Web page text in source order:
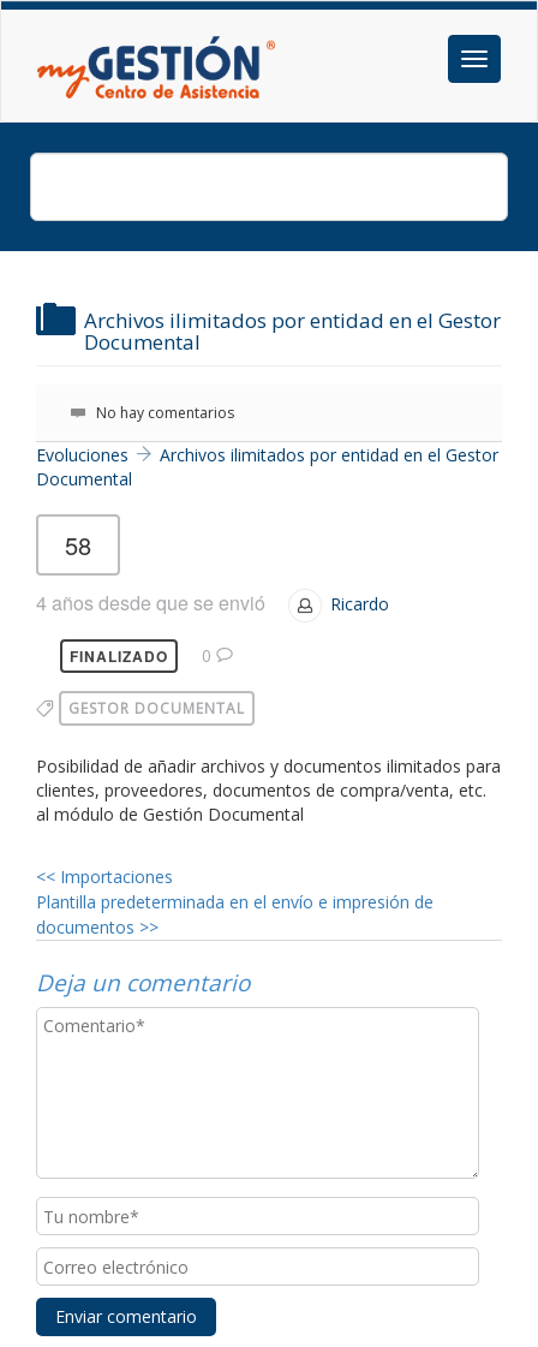
Archivos ilimitados por entidad en el Gestor
Documental
No hay comentarios
Evoluciones
Archivos ilimitados por entidad en el Gestor
Documental
58
4 años desde que se envió Ricardo
FINALIZADO 0
GESTOR DOCUMENTAL
Posibilidad de añadir archivos y documentos ilimitados para
clientes, proveedores, documentos de compra/venta, etc.
al módulo de Gestión Documental
<< Importaciones
Plantilla predeterminada en el envío e impresión de
documentos >>
Deja un comentario